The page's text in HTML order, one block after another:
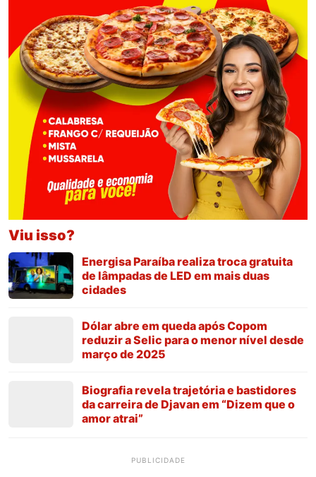
Viu isso?
Energisa Paraíba realiza troca gratuita
de lâmpadas de LED em mais duas
cidades
Dólar abre em queda após Copom
reduzir a Selic para o menor nível desde
março de 2025
Biografia revela trajetória e bastidores
da carreira de Djavan em “Dizem que o
amor atrai”
PUBLICIDADE